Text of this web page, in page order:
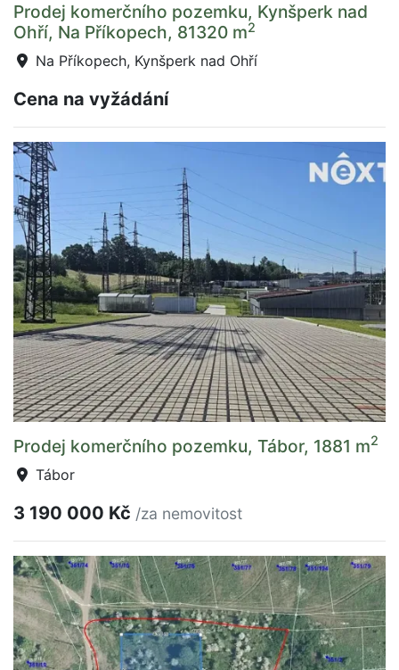
Prodej komerčního pozemku, Kynšperk nad
Ohří, Na Příkopech, 81320 m2
Na Příkopech, Kynšperk nad Ohří
Cena na vyžádání
Prodej komerčního pozemku, Tábor, 1881 m2
Tábor
3 190 000 Kč /za nemovitost